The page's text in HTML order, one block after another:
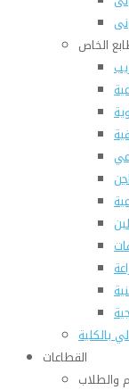
الخاص
بالكلية
القطاعات
والطلاب